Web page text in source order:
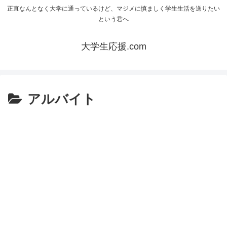
正直なんとなく大学に通っているけど、マジメに慎ましく学生生活を送りたい
という君へ
大学生応援.com
アルバイト